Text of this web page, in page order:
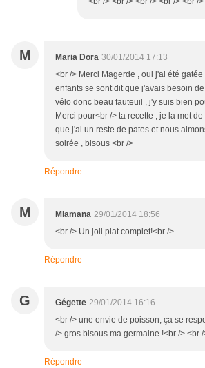
M Maria Dora 30/01/2014 17:13
<br /> Merci Magerde , oui j'ai été
enfants se sont dit que j'avais besoin
vélo donc beau fauteuil , j'y suis bien
Merci pour<br /> ta recette , je la met
que j'ai un reste de pates et nous
soirée , bisous <br />
Répondre
M Miamana 29/01/2014 18:56
<br /> Un joli plat complet!<br />
Répondre
G Gégette 29/01/2014 16:16
<br /> une envie de poisson, ça se
/> gros bisous ma germaine !<br /> <br
Répondre